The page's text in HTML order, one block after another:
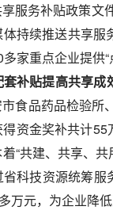
服务补贴政策文
持续推送共享
家重点企业提供
补贴提高共享成
食品药品检验所
资金奖补共计
“共建、共享、
科技资源统筹
万元，为企业降